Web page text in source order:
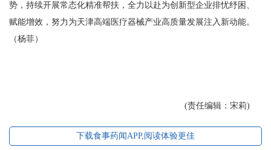
势，持续开展常态化精准帮扶，全力以赴为创新型企业排忧纾困、
赋能增效，努力为天津高端医疗器械产业高质量发展注入新动能。
（杨菲）
(责任编辑：宋莉)
下载食事药闻APP,阅读体验更佳